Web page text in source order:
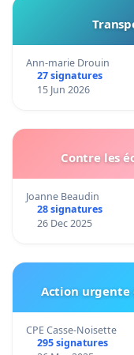
Ann-marie Drouin
27 signatures
15 Jun 2026
Contre les
Joanne Beaudin
28 signatures
26 Dec 2025
Action urgente
CPE Casse-Noisette
295 signatures